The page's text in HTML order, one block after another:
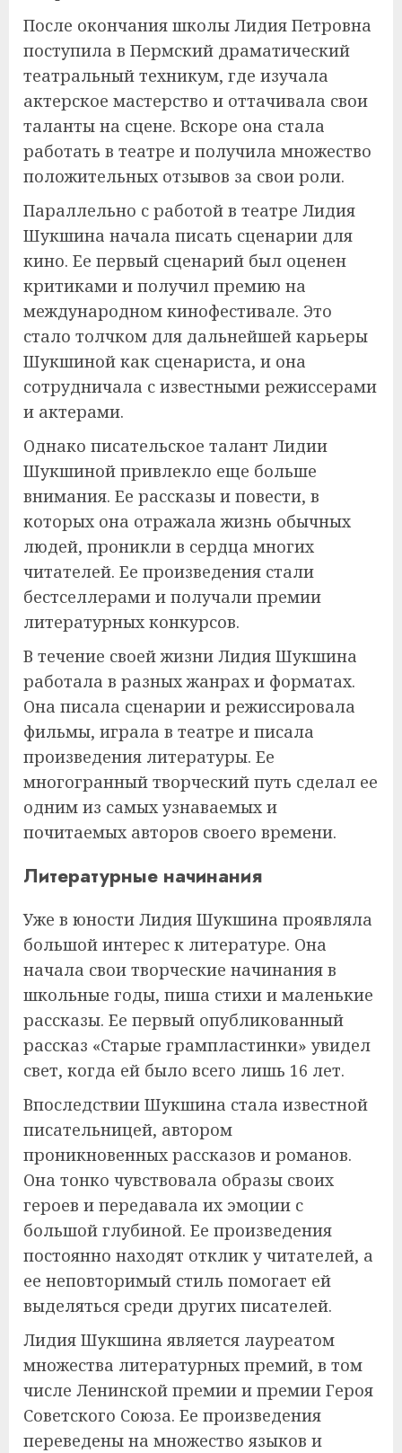
После окончания школы Лидия Петровна
поступила в Пермский драматический
театральный техникум, где изучала
актерское мастерство и оттачивала свои
таланты на сцене. Вскоре она стала
работать в театре и получила множество
положительных отзывов за свои роли.
Параллельно с работой в театре Лидия
Шукшина начала писать сценарии для
кино. Ее первый сценарий был оценен
критиками и получил премию на
международном кинофестивале. Это
стало толчком для дальнейшей карьеры
Шукшиной как сценариста, и она
сотрудничала с известными режиссерами
и актерами.
Однако писательское талант Лидии
Шукшиной привлекло еще больше
внимания. Ее рассказы и повести, в
которых она отражала жизнь обычных
людей, проникли в сердца многих
читателей. Ее произведения стали
бестселлерами и получали премии
литературных конкурсов.
В течение своей жизни Лидия Шукшина
работала в разных жанрах и форматах.
Она писала сценарии и режиссировала
фильмы, играла в театре и писала
произведения литературы. Ее
многогранный творческий путь сделал ее
одним из самых узнаваемых и
почитаемых авторов своего времени.
Литературные начинания
Уже в юности Лидия Шукшина проявляла
большой интерес к литературе. Она
начала свои творческие начинания в
школьные годы, пиша стихи и маленькие
рассказы. Ее первый опубликованный
рассказ «Старые грампластинки» увидел
свет, когда ей было всего лишь 16 лет.
Впоследствии Шукшина стала известной
писательницей, автором
проникновенных рассказов и романов.
Она тонко чувствовала образы своих
героев и передавала их эмоции с
большой глубиной. Ее произведения
постоянно находят отклик у читателей, а
ее неповторимый стиль помогает ей
выделяться среди других писателей.
Лидия Шукшина является лауреатом
множества литературных премий, в том
числе Ленинской премии и премии Героя
Советского Союза. Ее произведения
переведены на множество языков и